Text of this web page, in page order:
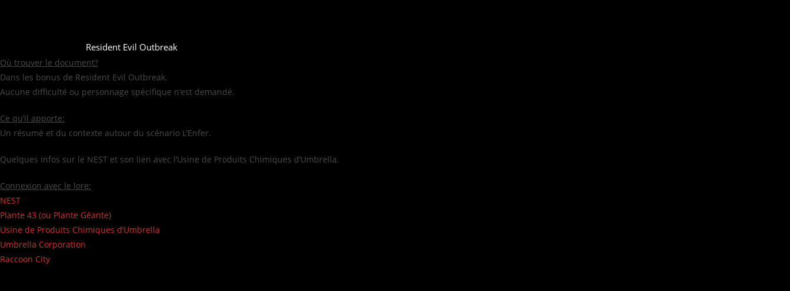
Resident Evil Outbreak
Où trouver le document?
Dans les bonus de Resident Evil Outbreak.
Aucune difficulté ou personnage spécifique n’est demandé.
Ce qu’il apporte:
Un résumé et du contexte autour du scénario L’Enfer.
Quelques infos sur le NEST et son lien avec l’Usine de Produits Chimiques d’Umbrella.
Connexion avec le lore:
NEST
Plante 43 (ou Plante Géante)
Usine de Produits Chimiques d’Umbrella
Umbrella Corporation
Raccoon City